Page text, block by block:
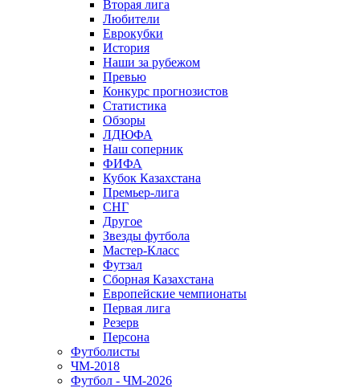
Вторая лига
Любители
Еврокубки
История
Наши за рубежом
Превью
Конкурс прогнозистов
Статистика
Обзоры
ЛДЮФА
Наш соперник
ФИФА
Кубок Казахстана
Премьер-лига
СНГ
Другое
Звезды футбола
Мастер-Класс
Футзал
Сборная Казахстана
Европейские чемпионаты
Первая лига
Резерв
Персона
Футболисты
ЧМ-2018
Футбол - ЧМ-2026